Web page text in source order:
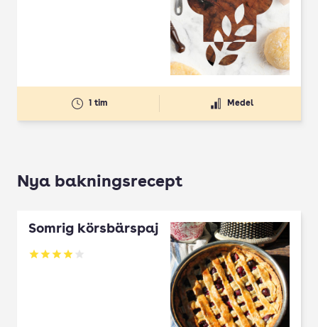
1 tim Medel
Nya bakningsrecept
Somrig körsbärspaj
Betyg: 4 av 5